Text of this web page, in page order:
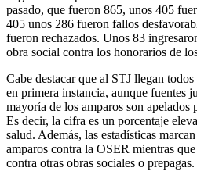
pasado, que fueron 865, unos 405
405 unos 286 fueron fallos
fueron rechazados. Unos 83
obra social contra los honorarios de
Cabe destacar que al STJ llegan
en primera instancia, aunque fuentes
mayoría de los amparos son
Es decir, la cifra es un porcentaje
salud. Además, las estadísticas
amparos contra la OSER mientras
contra otras obras sociales o prepagas.